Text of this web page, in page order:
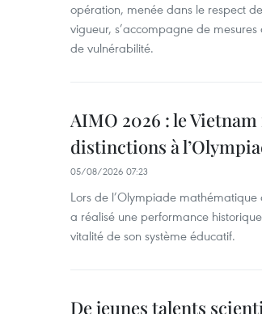
opération, menée dans le respect
vigueur, s’accompagne de mesures
de vulnérabilité.
AIMO 2026 : le
distinctions à
05/08/2026 07:23
Lors de l’Olympiade
a réalisé une performance
vitalité de son système éducatif.
De jeunes talents